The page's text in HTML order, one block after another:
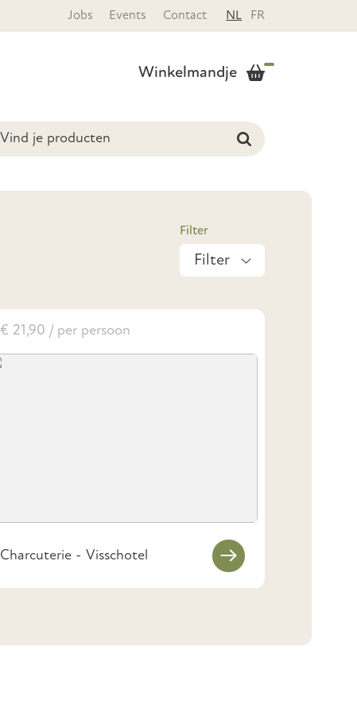
Jobs Events Contact NL FR
Winkelmandje
Filter
€ 21,90 / per persoon
Charcuterie - Visschotel